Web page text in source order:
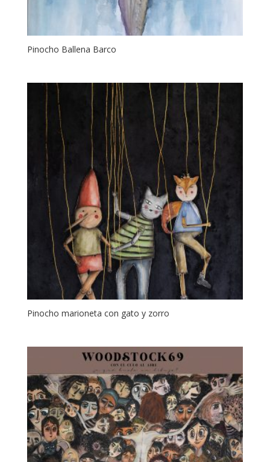
Pinocho Ballena Barco
Pinocho marioneta con gato y zorro